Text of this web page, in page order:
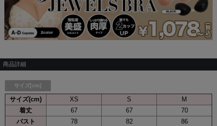
商品詳細
サイズ[cm]
サイズ(cm) XS S
M
着丈
67 67
70
バスト
78 82
86